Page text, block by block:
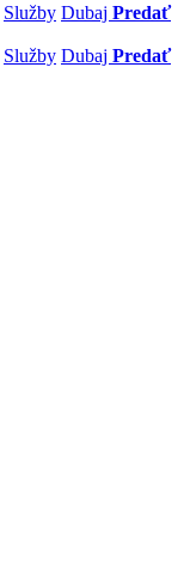
Služby Dubaj Predať
Služby Dubaj Predať